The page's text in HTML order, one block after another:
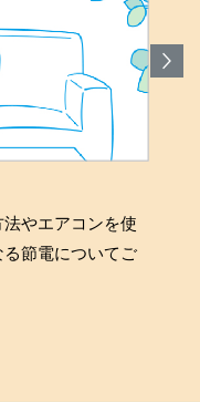
やエアコンを使
節電についてご